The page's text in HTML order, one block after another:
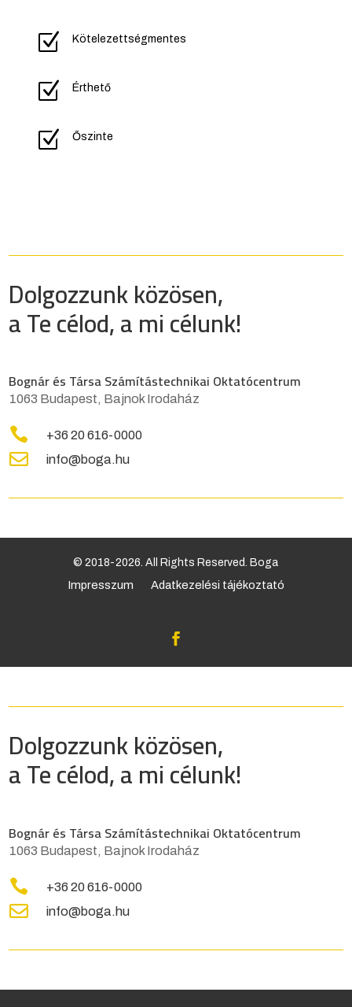
Z Kötelezettségmentes
Z Érthető
Z Őszinte
Dolgozzunk közösen,
a Te célod, a mi célunk!
Bognár és Társa Számítástechnikai Oktatócentrum
1063 Budapest, Bajnok Irodaház
 +36 20 616-0000
 info@boga.hu
© 2018-2026. All Rights Reserved. Boga
Impresszum Adatkezelési tájékoztató
Dolgozzunk közösen,
a Te célod, a mi célunk!
Bognár és Társa Számítástechnikai Oktatócentrum
1063 Budapest, Bajnok Irodaház
 +36 20 616-0000
 info@boga.hu